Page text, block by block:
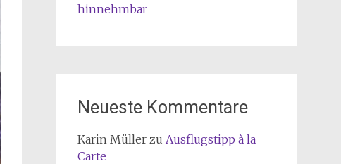
hinnehmbar
Neueste Kommentare
Karin Müllerzu Ausflugstipp à la
Carte